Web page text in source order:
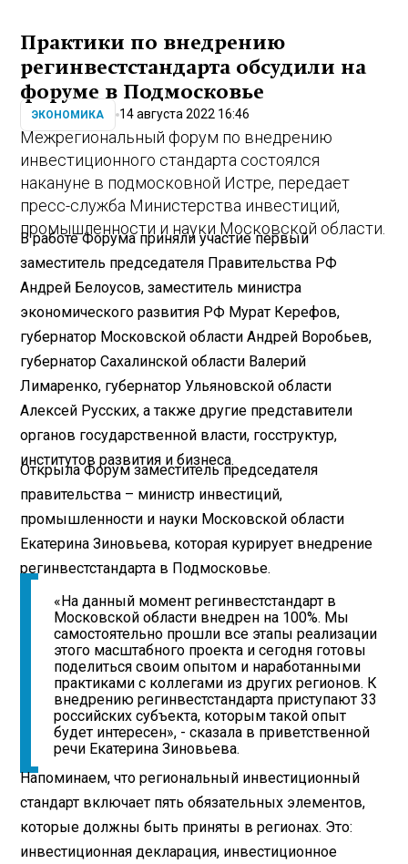
Практики по внедрению
регинвестстандарта обсудили на
форуме в Подмосковье
ЭКОНОМИКА 14 августа 2022 16:46
Межрегиональный форум по внедрению
инвестиционного стандарта состоялся
накануне в подмосковной Истре, передает
пресс-служба Министерства инвестиций,
промышленности и науки Московской области.
В работе Форума приняли участие первый
заместитель председателя Правительства РФ
Андрей Белоусов, заместитель министра
экономического развития РФ Мурат Керефов,
губернатор Московской области Андрей Воробьев,
губернатор Сахалинской области Валерий
Лимаренко, губернатор Ульяновской области
Алексей Русских, а также другие представители
органов государственной власти, госструктур,
институтов развития и бизнеса.
Открыла Форум заместитель председателя
правительства – министр инвестиций,
промышленности и науки Московской области
Екатерина Зиновьева, которая курирует внедрение
регинвестстандарта в Подмосковье.
«На данный момент регинвестстандарт в
Московской области внедрен на 100%. Мы
самостоятельно прошли все этапы реализации
этого масштабного проекта и сегодня готовы
поделиться своим опытом и наработанными
практиками с коллегами из других регионов. К
внедрению регинвестстандарта приступают 33
российских субъекта, которым такой опыт
будет интересен», - сказала в приветственной
речи Екатерина Зиновьева.
Напоминаем, что региональный инвестиционный
стандарт включает пять обязательных элементов,
которые должны быть приняты в регионах. Это:
инвестиционная декларация, инвестиционное